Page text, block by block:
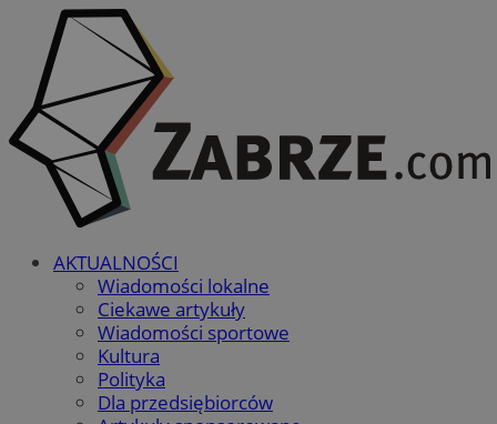
AKTUALNOŚCI
Wiadomości lokalne
Ciekawe artykuły
Wiadomości sportowe
Kultura
Polityka
Dla przedsiębiorców